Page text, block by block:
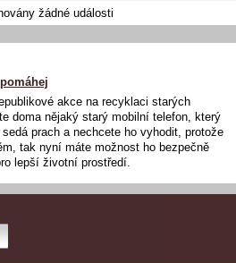
žádné události
akce na recyklaci starých
doma nějaký starý mobilní telefon, který
prach a nechcete ho vyhodit, protože
tak nyní máte možnost ho bezpečně
lepší životní prostředí.